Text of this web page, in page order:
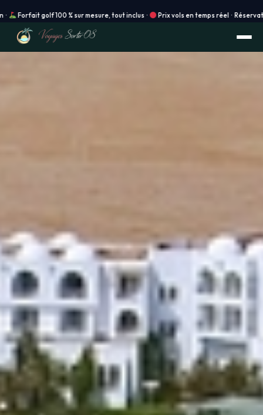
100 % sur mesure, tout inclus · Prix vols en temps réel · Réservation